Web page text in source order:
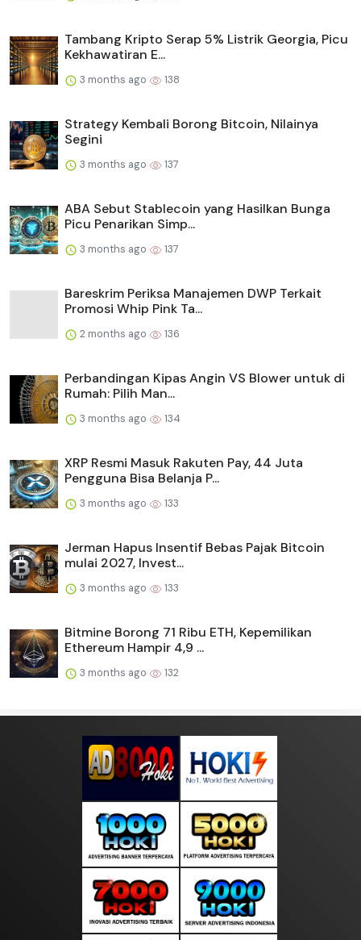
Tambang Kripto Serap 5% Listrik Georgia, Picu
Kekhawatiran E...
3 months ago 138
Strategy Kembali Borong Bitcoin, Nilainya
Segini
3 months ago 137
ABA Sebut Stablecoin yang Hasilkan Bunga
Picu Penarikan Simp...
3 months ago 137
Bareskrim Periksa Manajemen DWP Terkait
Promosi Whip Pink Ta...
2 months ago 136
Perbandingan Kipas Angin VS Blower untuk di
Rumah: Pilih Man...
3 months ago 134
XRP Resmi Masuk Rakuten Pay, 44 Juta
Pengguna Bisa Belanja P...
3 months ago 133
Jerman Hapus Insentif Bebas Pajak Bitcoin
mulai 2027, Invest...
3 months ago 133
Bitmine Borong 71 Ribu ETH, Kepemilikan
Ethereum Hampir 4,9 ...
3 months ago 132